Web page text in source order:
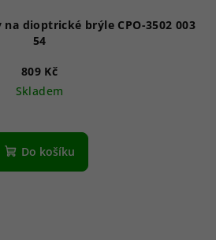
dioptrické brýle CPO-3502 003
54
809 Kč
Skladem
Do košíku